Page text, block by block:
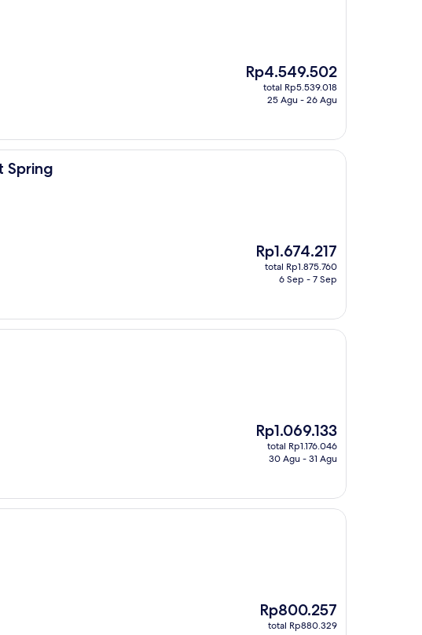
Harga
sekarang
Rp4.549.502
Rp4.549.502
total Rp5.539.018
25 Agu - 26 Agu
Spring
Harga
sekarang
Rp1.674.217
Rp1.674.217
total Rp1.875.760
6 Sep - 7 Sep
Harga
sekarang
Rp1.069.133
Rp1.069.133
total Rp1.176.046
30 Agu - 31 Agu
Harga
sekarang
Rp800.257
total Rp880.329